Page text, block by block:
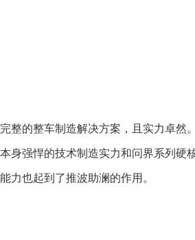
整的整车制造解决方案，且实力卓然
身强悍的技术制造实力和问界系列硬
力也起到了推波助澜的作用。